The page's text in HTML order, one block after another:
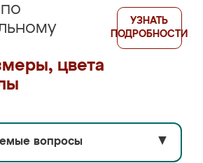
цвета
УЗНАТЬ
ПОДРОБНОСТИ
вопросы ▼